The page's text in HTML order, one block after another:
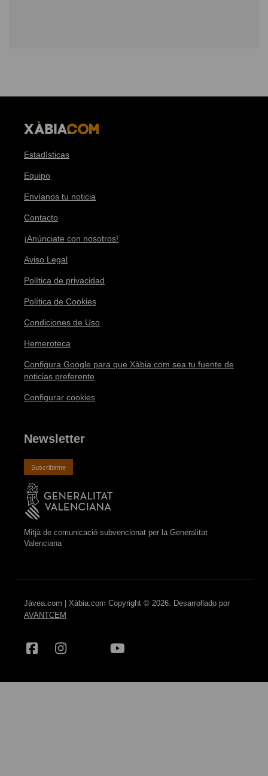
Estadísticas
Equipo
Envíanos tu noticia
Contacto
¡Anúnciate con nosotros!
Aviso Legal
Política de privacidad
Política de Cookies
Condiciones de Uso
Hemeroteca
Configura Google para que Xàbia.com sea tu fuente de
noticias preferente
Configurar cookies
Newsletter
Suscribirme
Mitjà de comunicació subvencionat per la Generalitat
Valenciana
Jávea.com | Xàbia.com Copyright © 2026. Desarrollado por
AVANTCEM